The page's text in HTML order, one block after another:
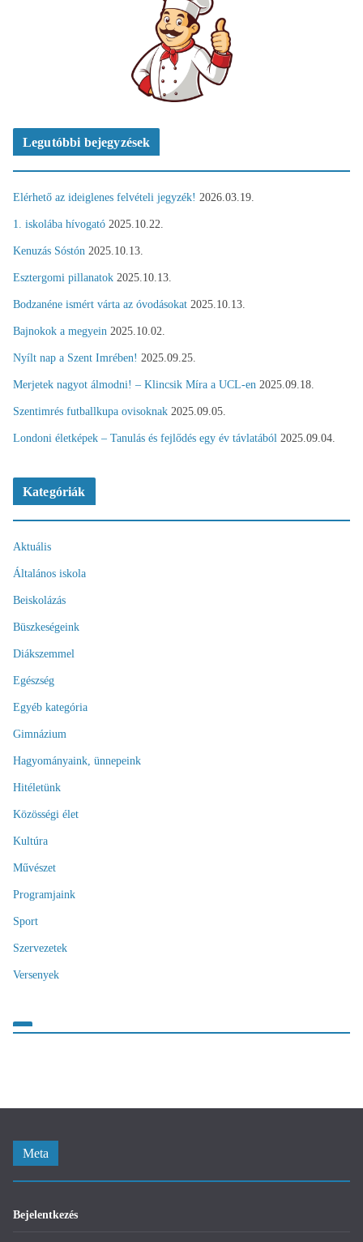
Legutóbbi bejegyzések
Elérhető az ideiglenes felvételi jegyzék! 2026.03.19.
1. iskolába hívogató 2025.10.22.
Kenuzás Sóstón 2025.10.13.
Esztergomi pillanatok 2025.10.13.
Bodzanéne ismért várta az óvodásokat 2025.10.13.
Bajnokok a megyein 2025.10.02.
Nyílt nap a Szent Imrében! 2025.09.25.
Merjetek nagyot álmodni! – Klincsik Míra a UCL-en 2025.09.18.
Szentimrés futballkupa ovisoknak 2025.09.05.
Londoni életképek – Tanulás és fejlődés egy év távlatából 2025.09.04.
Kategóriák
Aktuális
Általános iskola
Beiskolázás
Büszkeségeink
Diákszemmel
Egészség
Egyéb kategória
Gimnázium
Hagyományaink, ünnepeink
Hitéletünk
Közösségi élet
Kultúra
Művészet
Programjaink
Sport
Szervezetek
Versenyek
Meta
Bejelentkezés